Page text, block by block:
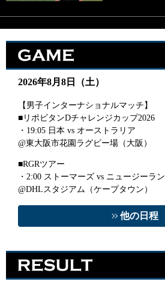
2026年8月8日（土）
【男子インターナショナルマッチ】
■リポビタンDチャレンジカップ2026
・19:05 日本 vs オーストラリア
@東大阪市花園ラグビー場（大阪）
■RGRツアー
・2:00 ストーマーズ vs ニュージーラ
@DHLスタジアム（ケープタウン）
他の日程